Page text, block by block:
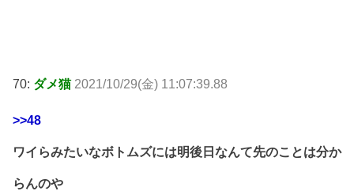
70: ダメ猫 2021/10/29(金) 11:07:39.88
>>48
ワイらみたいなボトムズには明後日なんて先のことは分か
らんのや